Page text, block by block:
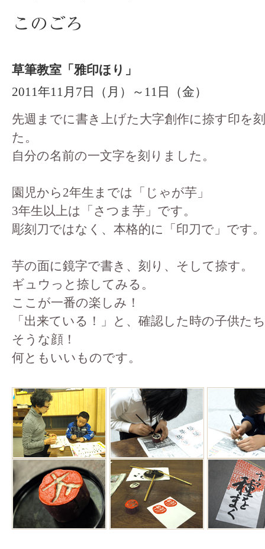
草筆教室「雅印ほり」
2011年11月7日（月）～11日（金）
先週までに書き上げた大字創作に捺す印を
た。
自分の名前の一文字を刻りました。
園児から2年生までは「じゃが芋」
3年生以上は「さつま芋」です。
彫刻刀ではなく、本格的に「印刀で」です。
芋の面に鏡字で書き、刻り、そして捺す。
ギュウっと捺してみる。
ここが一番の楽しみ！
「出来ている！」と、確認した時の子供た
そうな顔！
何ともいいものです。